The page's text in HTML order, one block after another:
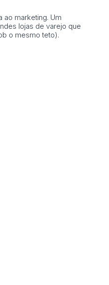
ao marketing. Um
lojas de varejo que
o mesmo teto).